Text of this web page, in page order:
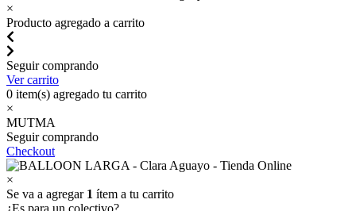
×
Producto agregado a carrito
Seguir comprando
Ver carrito
0 item(s) agregado tu carrito
×
MUTMA
Seguir comprando
Checkout
×
Se va a agregar 1 ítem a tu carrito
¿Es para un colectivo?